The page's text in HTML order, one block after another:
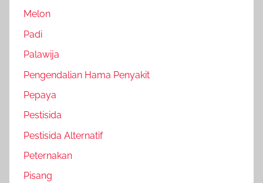
Melon
Padi
Palawija
Pengendalian Hama Penyakit
Pepaya
Pestisida
Pestisida Alternatif
Peternakan
Pisang